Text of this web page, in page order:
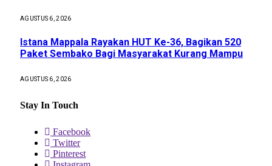
AGUSTUS 6, 2026
Istana Mappala Rayakan HUT Ke-36, Bagikan 520
Paket Sembako Bagi Masyarakat Kurang Mampu
AGUSTUS 6, 2026
Stay In Touch
Facebook
Twitter
Pinterest